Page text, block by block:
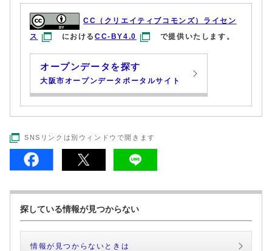
CC（クリエイティブコモンズ）ライセン
ス
におけるCC-BY4.0 で提供いたします。
オープンデータを探す
大阪市オープンデータポータルサイト
SNSリンクは別ウィンドウで開きます
探している情報が見つからない
情報が見つからないときは